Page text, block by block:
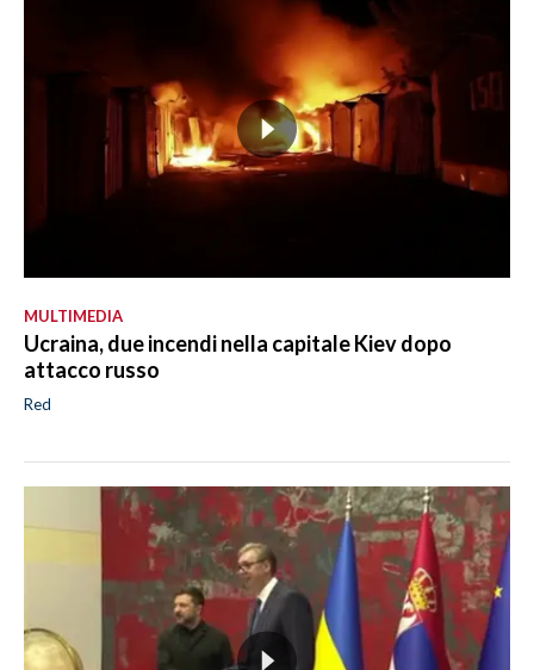
MULTIMEDIA
Ucraina, due incendi nella capitale Kiev dopo
attacco russo
Red